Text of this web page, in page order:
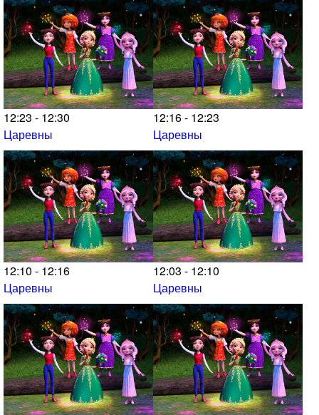
12:23 - 12:30
Царевны
12:16 - 12:23
Царевны
12:10 - 12:16
Царевны
12:03 - 12:10
Царевны